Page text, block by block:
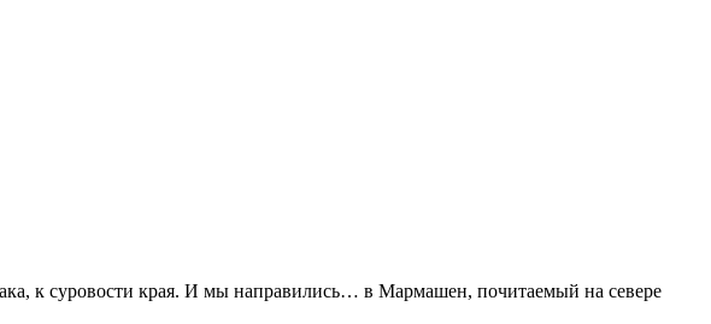
к суровости края. И мы направились… в Мармашен, почитаемый на севере